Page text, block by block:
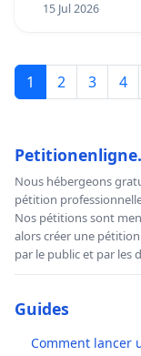
15 Jul 2026
1 2 3 4
Nous hébergeons
pétition
Nos pétitions sont
alors créer une
par le public et par les
Guides
Comment lancer